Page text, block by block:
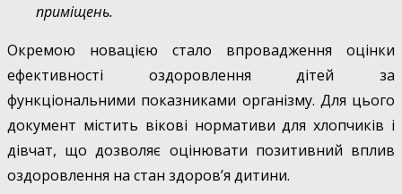
приміщень.
Окремою новацією стало впровадження оцінки
ефективності оздоровлення дітей за
функціональними показниками організму. Для цього
документ містить вікові нормативи для хлопчиків і
дівчат, що дозволяє оцінювати позитивний вплив
оздоровлення на стан здоров’я дитини.